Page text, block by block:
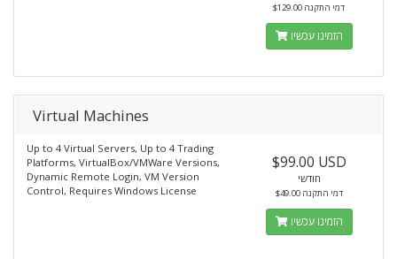
$129.00 דמי התקנה
הזמינו עכשיו
Virtual Machines
Up to 4 Virtual Servers, Up to 4 Trading
Platforms, VirtualBox/VMWare Versions,
Dynamic Remote Login, VM Version
Control, Requires Windows License
$99.00 USD
חודשי
$49.00 דמי התקנה
הזמינו עכשיו